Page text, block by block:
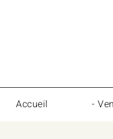
Accueil -